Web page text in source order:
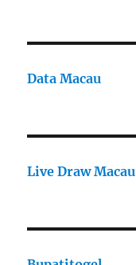
Data Macau
Live Draw Macau